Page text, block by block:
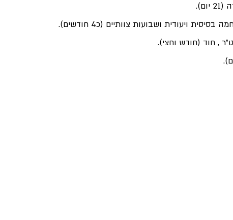
ויעודית ושבועות צוותיים (כ4 חודשים).
, חוד (חודש וחצי).